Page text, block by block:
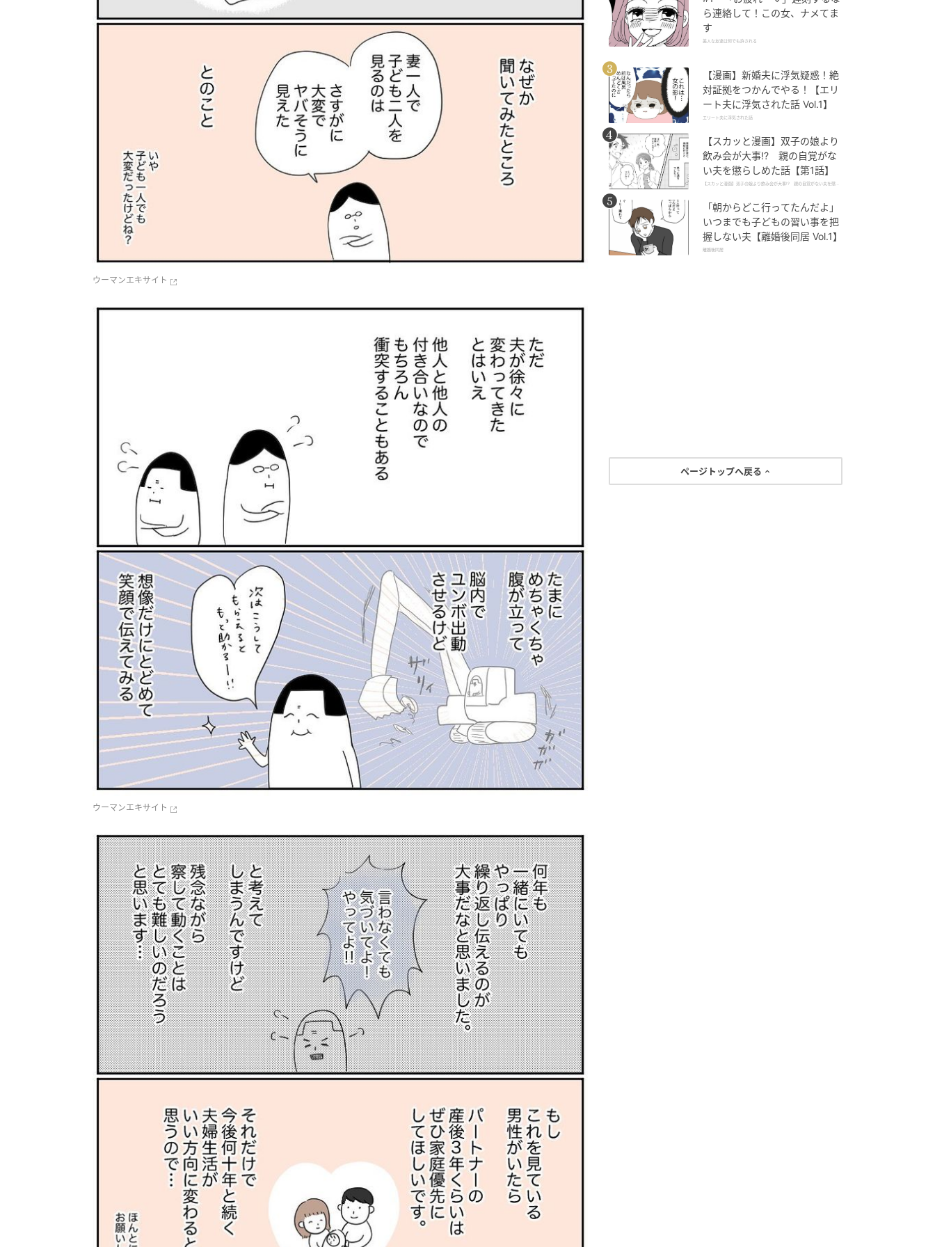
ウーマンエキサイト
ウーマンエキサイト
ら連絡して！この女、ナメてま
す
美人な友達は何でも許される
【漫画】新婚夫に浮気疑惑！絶
対証拠をつかんでやる！【エリ
ート夫に浮気された話 Vol.1】
エリート夫に浮気された話
【スカッと漫画】双子の娘より
飲み会が大事!? 親の自覚がな
い夫を懲らしめた話【第1話】
【スカッと漫画】双子の娘より飲み会が大事!? 親の自覚がない夫を懲ら
「朝からどこ行ってたんだよ」
いつまでも子どもの習い事を把
握しない夫【離婚後同居 Vol.1】
離婚後同居
ページトップへ戻る